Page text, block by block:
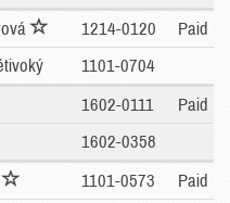
1214-0120
Paid
1101-0704
1602-0111
Paid
1602-0358
1101-0573
Paid